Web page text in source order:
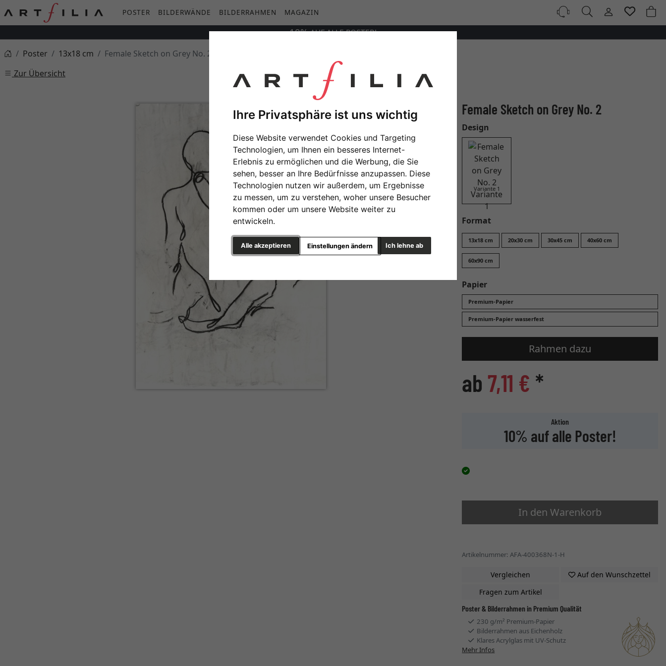
Ihre Privatsphäre ist uns wichtig
Diese Website verwendet Cookies und Targeting
Technologien, um Ihnen ein besseres Internet-
Erlebnis zu ermöglichen und die Werbung, die Sie
sehen, besser an Ihre Bedürfnisse anzupassen. Diese
Technologien nutzen wir außerdem, um Ergebnisse
zu messen, um zu verstehen, woher unsere Besucher
kommen oder um unsere Website weiter zu
entwickeln.
Alle akzeptieren Ich lehne ab
Einstellungen ändern
POSTER BILDERWÄNDE BILDERRAHMEN MAGAZIN
10%AUFALLEPOSTER!
Poster
13x18 cm
Female Sketch on Grey No. 2
Zur Übersicht
Female Sketch on Grey No. 2
Design
Variante 1
Format
13x18 cm 20x30 cm 30x45 cm 40x60 cm
60x90 cm
Papier
Premium-Papier
Premium-Papier wasserfest
Rahmen dazu
ab 7,11 € *
Aktion
10% auf alle Poster!
In den Warenkorb
Artikelnummer: AFA-400368N-1-H
Vergleichen
Auf den Wunschzettel
Fragen zum Artikel
Poster & Bilderrahmen in Premium Qualität
230 g/m² Premium-Papier
Bilderrahmen aus Eichenholz
Klares Acrylglas mit UV-Schutz
Mehr Infos